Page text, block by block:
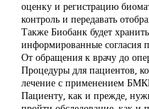
оценку и регистрацию
контроль и передавать
Также Биобанк будет
информированные согласия
От обращения к врачу до
Процедуры для пациентов,
лечение с применением
Пациенту, как и прежде,